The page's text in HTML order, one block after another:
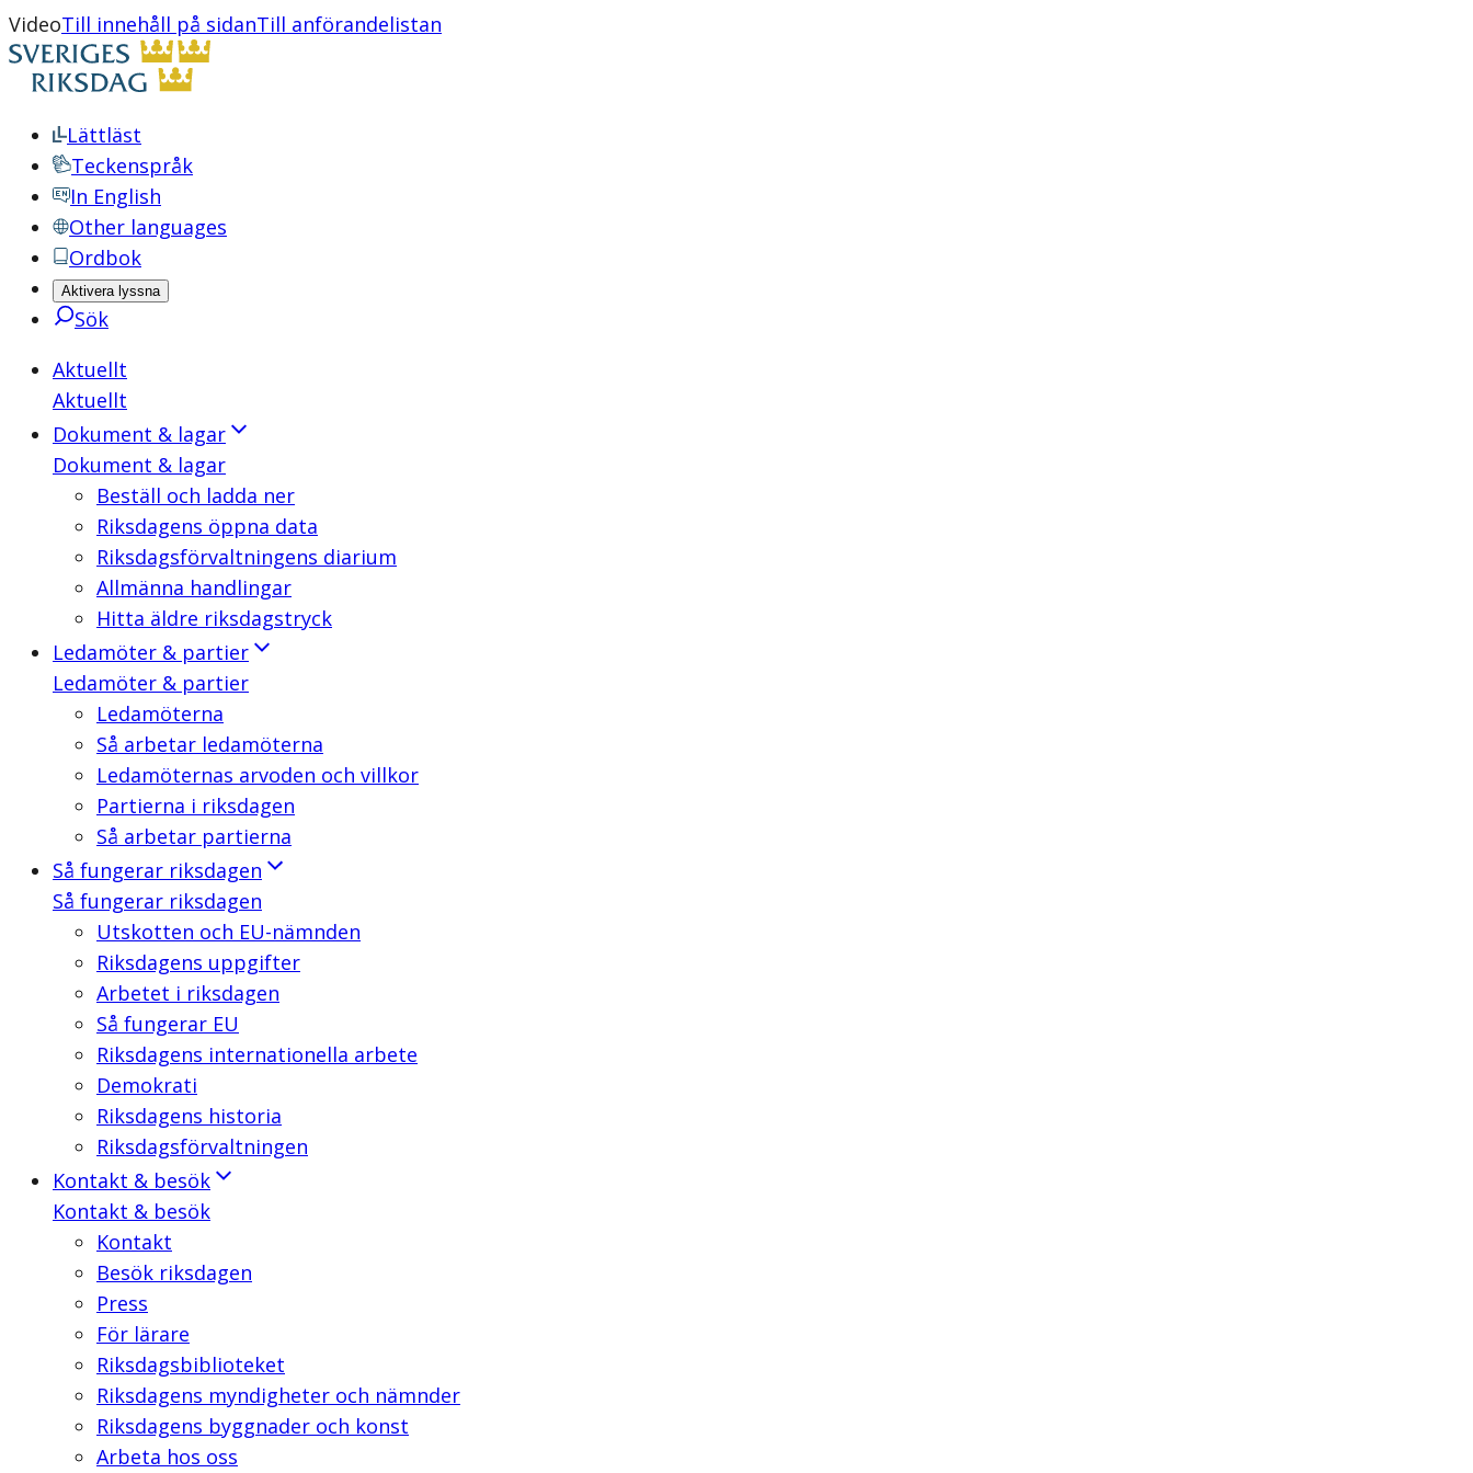
VideoTill innehåll på sidanTill anförandelistan
Lättläst
Teckenspråk
In English
Other languages
Ordbok
Aktivera lyssna
Sök
Aktuellt
Aktuellt
Dokument & lagar
Dokument & lagar
Beställ och ladda ner
Riksdagens öppna data
Riksdagsförvaltningens diarium
Allmänna handlingar
Hitta äldre riksdagstryck
Ledamöter & partier
Ledamöter & partier
Ledamöterna
Så arbetar ledamöterna
Ledamöternas arvoden och villkor
Partierna i riksdagen
Så arbetar partierna
Så fungerar riksdagen
Så fungerar riksdagen
Utskotten och EU-nämnden
Riksdagens uppgifter
Arbetet i riksdagen
Så fungerar EU
Riksdagens internationella arbete
Demokrati
Riksdagens historia
Riksdagsförvaltningen
Kontakt & besök
Kontakt & besök
Kontakt
Besök riksdagen
Press
För lärare
Riksdagsbiblioteket
Riksdagens myndigheter och nämnder
Riksdagens byggnader och konst
Arbeta hos oss